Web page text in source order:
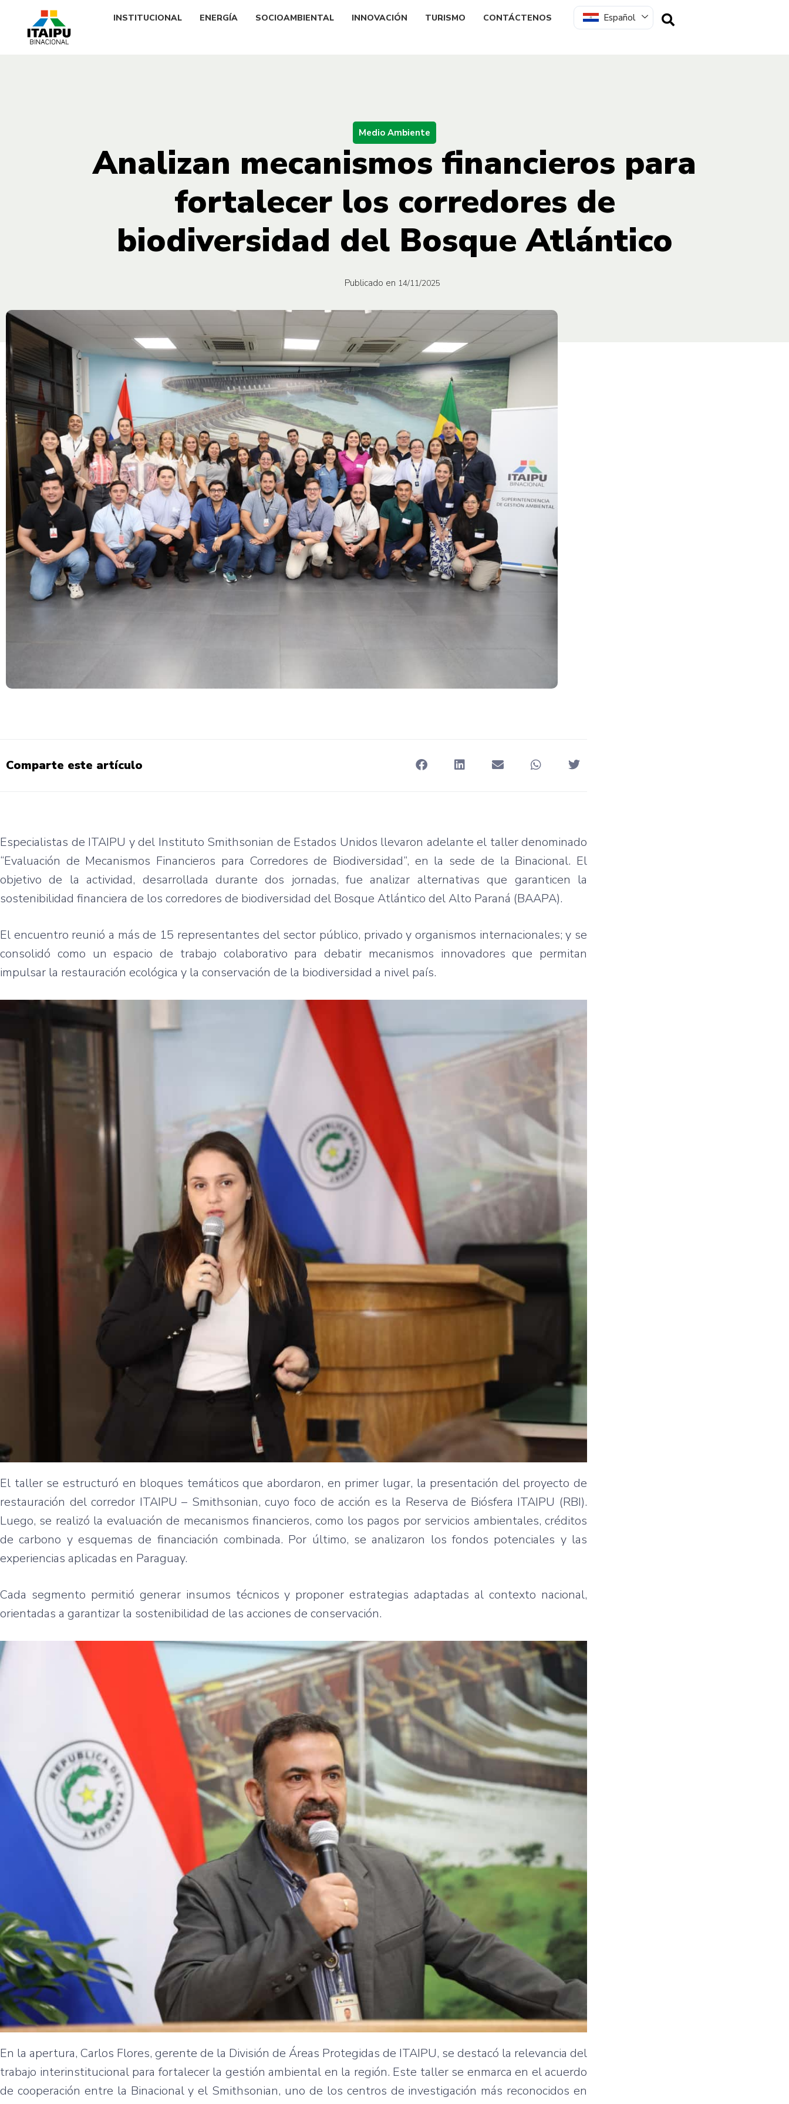
INSTITUCIONAL ENERGÍA SOCIOAMBIENTAL INNOVACIÓN TURISMO CONTÁCTENOS Español
Medio Ambiente
Analizan mecanismos financieros para
fortalecer los corredores de
biodiversidad del Bosque Atlántico
Publicado en 14/11/2025
Comparte este artículo
Especialistas de ITAIPU y del Instituto Smithsonian de Estados Unidos llevaron adelante el taller denominado
“Evaluación de Mecanismos Financieros para Corredores de Biodiversidad”, en la sede de la Binacional. El
objetivo de la actividad, desarrollada durante dos jornadas, fue analizar alternativas que garanticen la
sostenibilidad financiera de los corredores de biodiversidad del Bosque Atlántico del Alto Paraná (BAAPA).
El encuentro reunió a más de 15 representantes del sector público, privado y organismos internacionales; y se
consolidó como un espacio de trabajo colaborativo para debatir mecanismos innovadores que permitan
impulsar la restauración ecológica y la conservación de la biodiversidad a nivel país.
El taller se estructuró en bloques temáticos que abordaron, en primer lugar, la presentación del proyecto de
restauración del corredor ITAIPU – Smithsonian, cuyo foco de acción es la Reserva de Biósfera ITAIPU (RBI).
Luego, se realizó la evaluación de mecanismos financieros, como los pagos por servicios ambientales, créditos
de carbono y esquemas de financiación combinada. Por último, se analizaron los fondos potenciales y las
experiencias aplicadas en Paraguay.
Cada segmento permitió generar insumos técnicos y proponer estrategias adaptadas al contexto nacional,
orientadas a garantizar la sostenibilidad de las acciones de conservación.
En la apertura, Carlos Flores, gerente de la División de Áreas Protegidas de ITAIPU, se destacó la relevancia del
trabajo interinstitucional para fortalecer la gestión ambiental en la región. Este taller se enmarca en el acuerdo
de cooperación entre la Binacional y el Smithsonian, uno de los centros de investigación más reconocidos en